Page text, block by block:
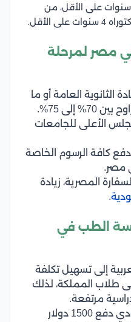
الماجستير في الطب البشري 3 سنوات على الأقل، من
الأقل.
مصر لمرحلة
العامة أو ما
إلى 75%.
الأعلى للجامعات
كافة الرسوم الخاصة
مصر.
المصرية، زيادة
.
الطب في
إلى تسهيل تكلفة
طلاب المملكة، لذلك
مرتفعة.
يجب على الطالب السعودي دفع 1500 دولار